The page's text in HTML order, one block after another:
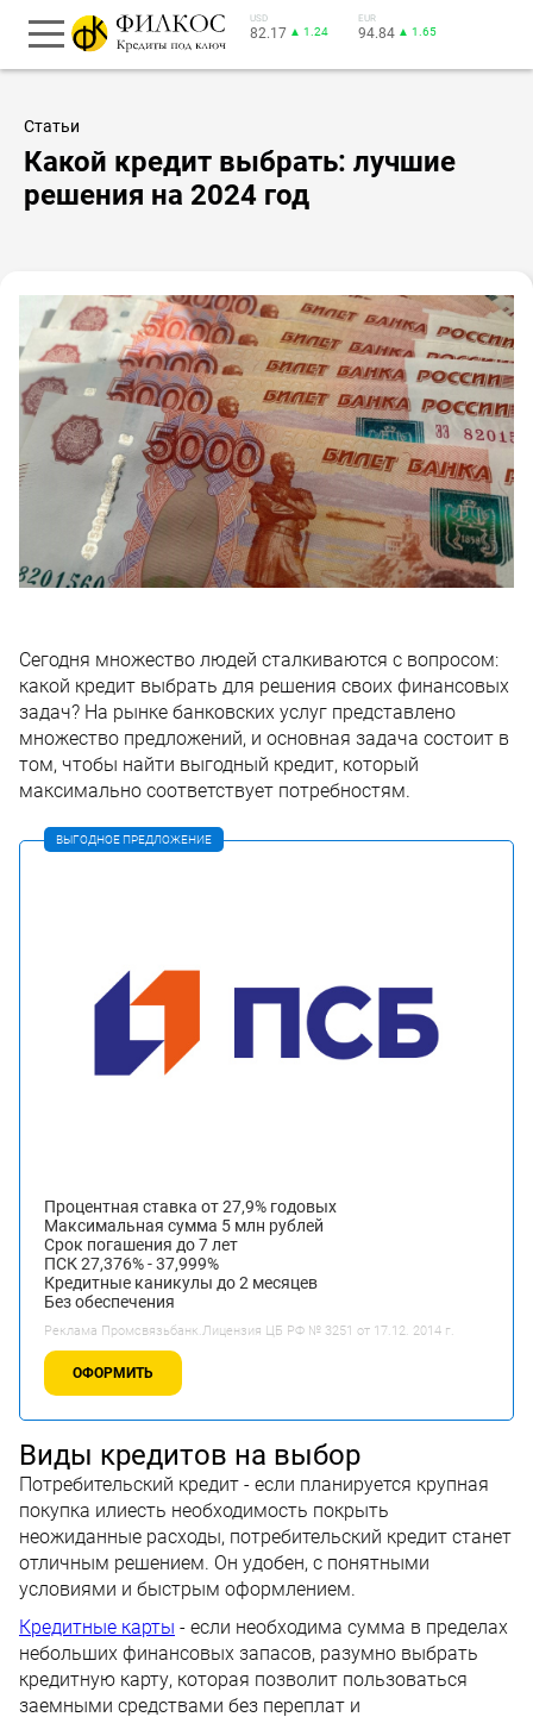
USD
82.17 ▲ 1.24
EUR
94.84 ▲ 1.65
Статьи
Какой кредит выбрать: лучшие
решения на 2024 год
Сегодня множество людей сталкиваются с вопросом:
какой кредит выбрать для решения своих финансовых
задач? На рынке банковских услуг представлено
множество предложений, и основная задача состоит в
том, чтобы найти выгодный кредит, который
максимально соответствует потребностям.
ВЫГОДНОЕ ПРЕДЛОЖЕНИЕ
Процентная ставка от 27,9% годовых
Максимальная сумма 5 млн рублей
Срок погашения до 7 лет
ПСК 27,376% - 37,999%
Кредитные каникулы до 2 месяцев
Без обеспечения
Реклама Промсвязьбанк.Лицензия ЦБ РФ № 3251 от 17.12. 2014 г.
ОФОРМИТЬ
Виды кредитов на выбор
Потребительский кредит - если планируется крупная
покупка илиесть необходимость покрыть
неожиданные расходы, потребительский кредит станет
отличным решением. Он удобен, с понятными
условиями и быстрым оформлением.
Кредитные карты - если необходима сумма в пределах
небольших финансовых запасов, разумно выбрать
кредитную карту, которая позволит пользоваться
заемными средствами без переплат и